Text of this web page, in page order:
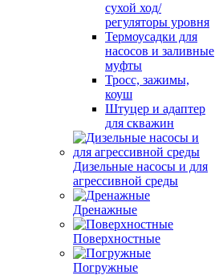
сухой ход/
регуляторы уровня
Термоусадки для
насосов и заливные
муфты
Тросс, зажимы,
коуш
Штуцер и адаптер
для скважин
Дизельные насосы и для
агрессивной среды
Дренажные
Поверхностные
Погружные